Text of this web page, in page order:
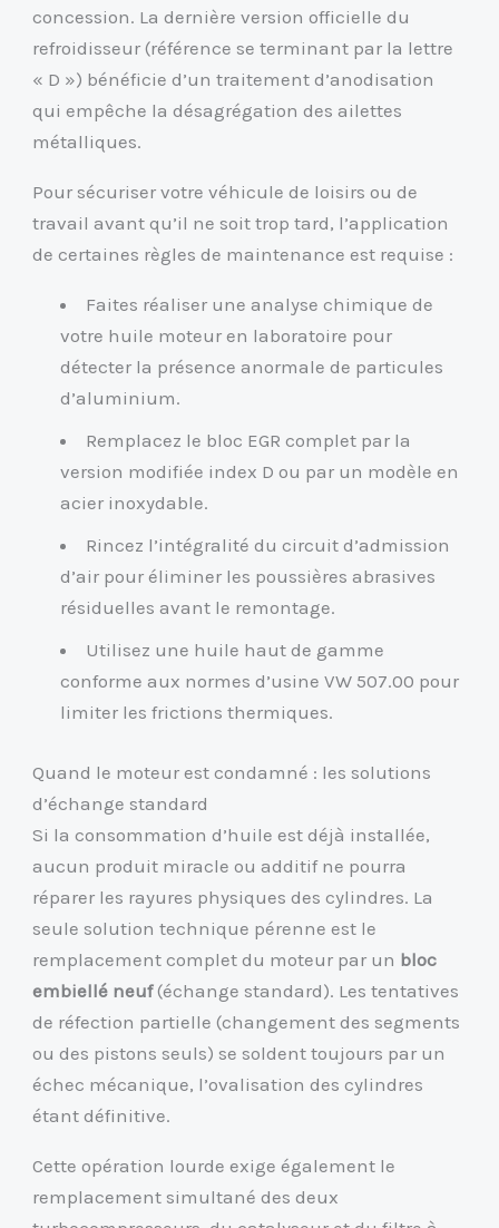
concession. La dernière version officielle du
refroidisseur (référence se terminant par la lettre
« D ») bénéficie d’un traitement d’anodisation
qui empêche la désagrégation des ailettes
métalliques.
Pour sécuriser votre véhicule de loisirs ou de
travail avant qu’il ne soit trop tard, l’application
de certaines règles de maintenance est requise :
Faites réaliser une analyse chimique de
votre huile moteur en laboratoire pour
détecter la présence anormale de particules
d’aluminium.
Remplacez le bloc EGR complet par la
version modifiée index D ou par un modèle en
acier inoxydable.
Rincez l’intégralité du circuit d’admission
d’air pour éliminer les poussières abrasives
résiduelles avant le remontage.
Utilisez une huile haut de gamme
conforme aux normes d’usine VW 507.00 pour
limiter les frictions thermiques.
Quand le moteur est condamné : les solutions
d’échange standard
Si la consommation d’huile est déjà installée,
aucun produit miracle ou additif ne pourra
réparer les rayures physiques des cylindres. La
seule solution technique pérenne est le
remplacement complet du moteur par un bloc
embiellé neuf(échange standard). Les tentatives
de réfection partielle (changement des segments
ou des pistons seuls) se soldent toujours par un
échec mécanique, l’ovalisation des cylindres
étant définitive.
Cette opération lourde exige également le
remplacement simultané des deux